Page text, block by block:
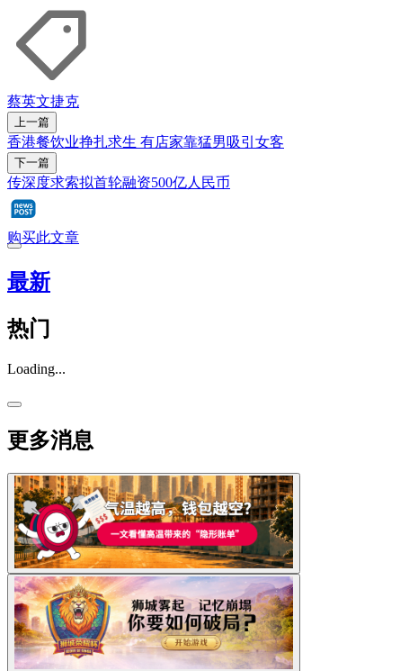
蔡英文捷克
上一篇
香港餐饮业挣扎求生 有店家靠猛男吸引女客
下一篇
传深度求索拟首轮融资500亿人民币
购买此文章
最新
热门
Loading...
更多消息